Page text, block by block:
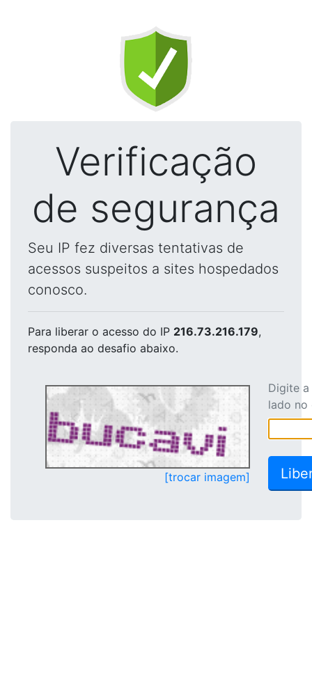
Verificação
de segurança
Seu IP fez diversas tentativas de
acessos suspeitos a sites hospedados
conosco.
Para liberar o acesso do IP 216.73.216.179,
responda ao desafio abaixo.
[trocar imagem]
Digite
lado no